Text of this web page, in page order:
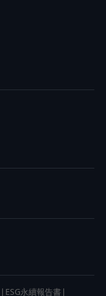
| ESG永續報告書 |